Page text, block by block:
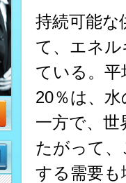
持続可能な
て、エネ
ている。
20％は、
一方で、
たがって
する需要も